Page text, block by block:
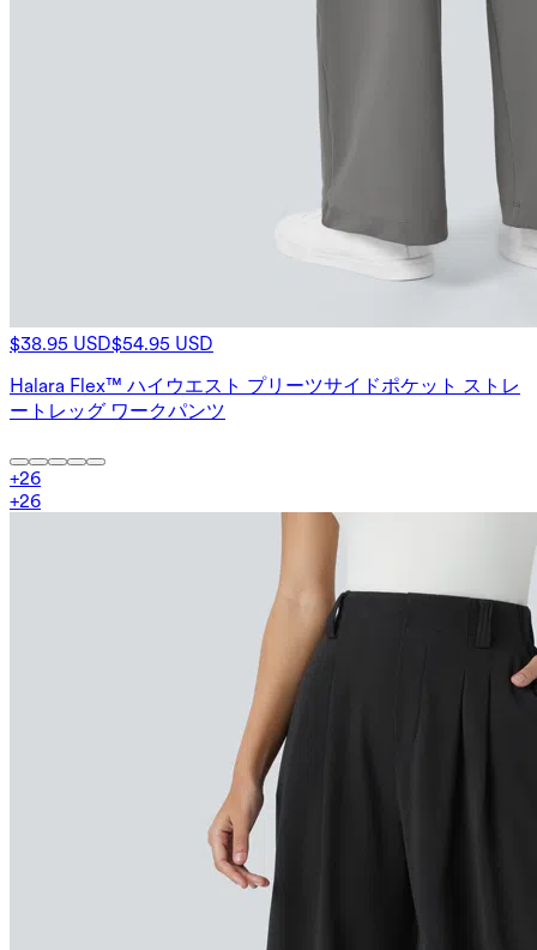
$38.95 USD$54.95 USD
Halara Flex™ ハイウエスト プリーツサイドポケット ストレ
ートレッグ ワークパンツ
+26
+26